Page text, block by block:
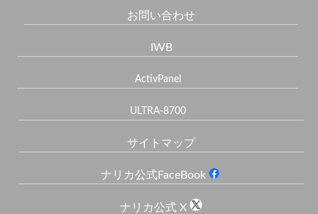
お問い合わせ
IWB
ActivPanel
ULTRA-8700
サイトマップ
ナリカ公式FaceBook
ナリカ公式 X